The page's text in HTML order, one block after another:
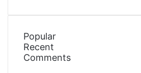
Popular
Recent
Comments